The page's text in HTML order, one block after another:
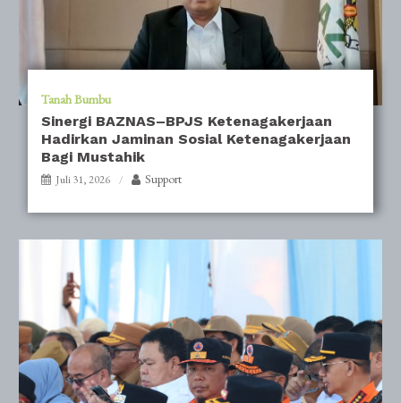
Tanah Bumbu
Sinergi BAZNAS–BPJS Ketenagakerjaan
Hadirkan Jaminan Sosial Ketenagakerjaan
Bagi Mustahik
Juli 31, 2026 Support